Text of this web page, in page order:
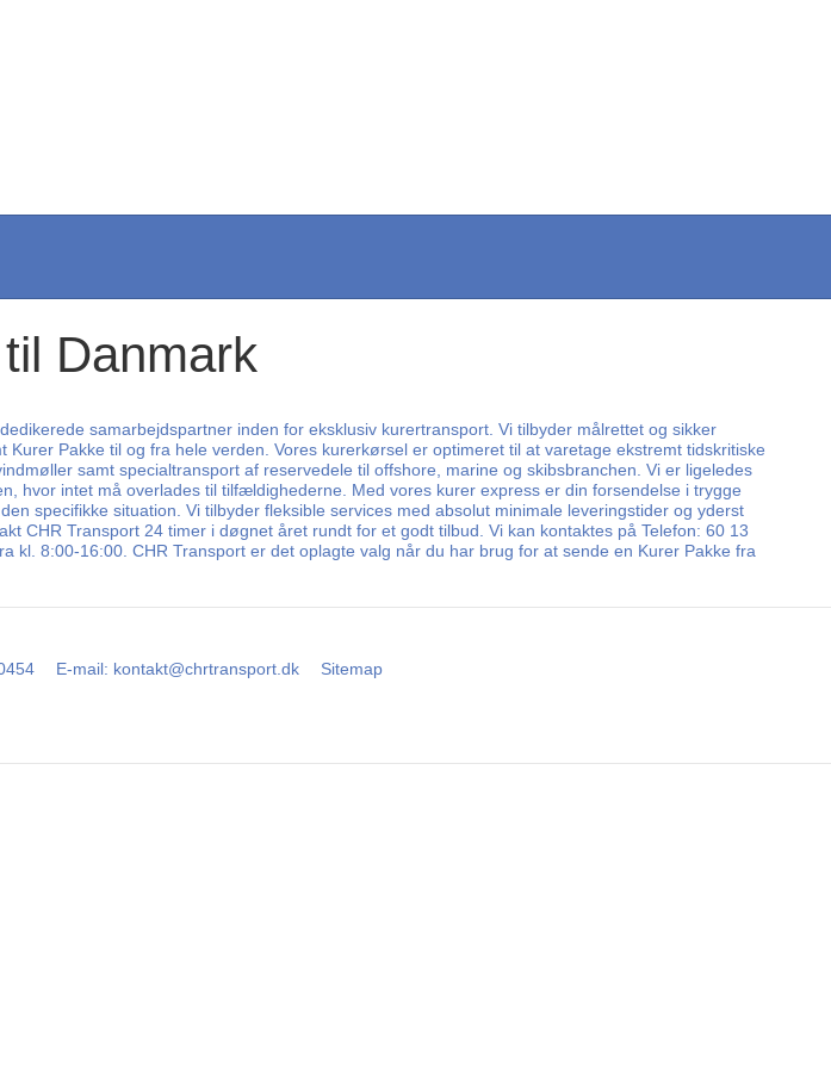
Danmark
samarbejdspartner inden for eksklusiv kurertransport. Vi tilbyder målrettet og sikker
Pakke til og fra hele verden. Vores kurerkørsel er optimeret til at varetage ekstremt tidskritiske
samt specialtransport af reservedele til offshore, marine og skibsbranchen. Vi er ligeledes
hvor intet må overlades til tilfældighederne. Med vores kurer express er din forsendelse i trygge
specifikke situation. Vi tilbyder fleksible services med absolut minimale leveringstider og yderst
CHR Transport 24 timer i døgnet året rundt for et godt tilbud. Vi kan kontaktes på Telefon: 60 13
8:00-16:00. CHR Transport er det oplagte valg når du har brug for at sende en Kurer Pakke fra
E-mail: kontakt@chrtransport.dk Sitemap